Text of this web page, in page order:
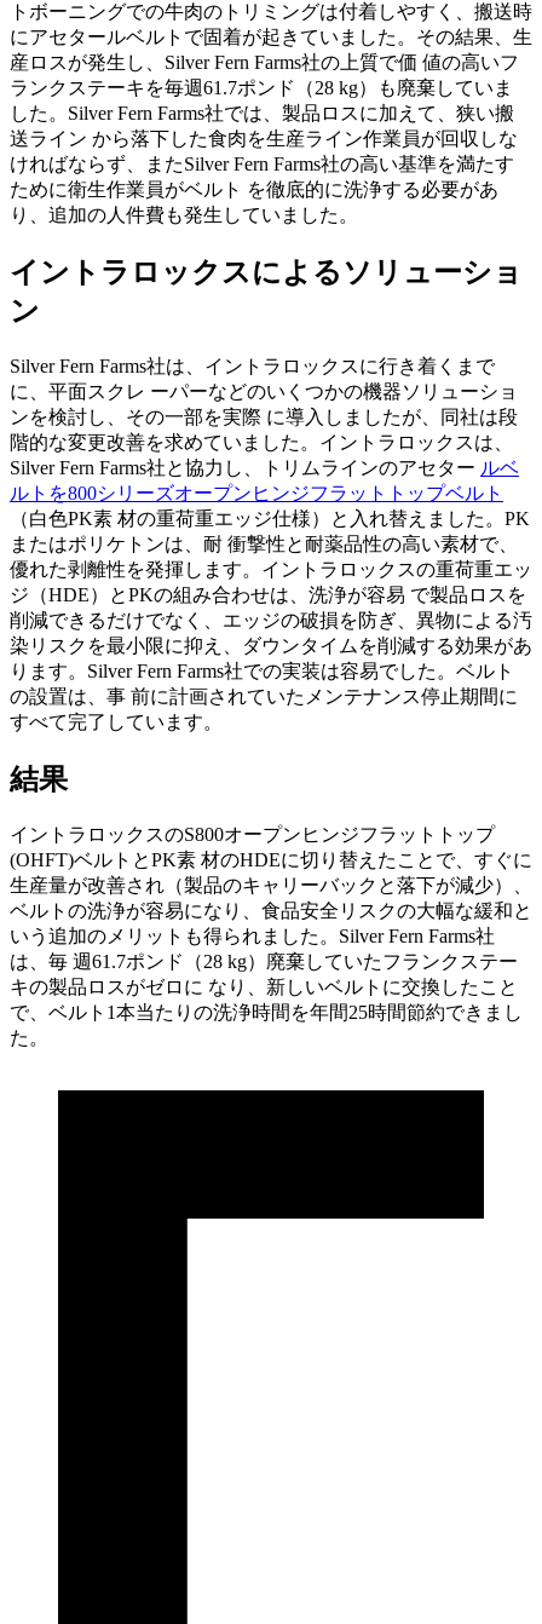
トボーニングでの牛肉のトリミングは付着しやすく、搬送時
にアセタールベルトで固着が起きていました。その結果、生
産ロスが発生し、Silver Fern Farms社の上質で価 値の高いフ
ランクステーキを毎週61.7ポンド（28 kg）も廃棄していま
した。Silver Fern Farms社では、製品ロスに加えて、狭い搬
送ライン から落下した食肉を生産ライン作業員が回収しな
ければならず、またSilver Fern Farms社の高い基準を満たす
ために衛生作業員がベルト を徹底的に洗浄する必要があ
り、追加の人件費も発生していました。
イントラロックスによるソリューショ
ン
Silver Fern Farms社は、イントラロックスに行き着くまで
に、平面スクレ ーパーなどのいくつかの機器ソリューショ
ンを検討し、その一部を実際 に導入しましたが、同社は段
階的な変更改善を求めていました。イントラロックスは、
Silver Fern Farms社と協力し、トリムラインのアセター ルベ
ルトを800シリーズオープンヒンジフラットトップベルト
（白色PK素 材の重荷重エッジ仕様）と入れ替えました。PK
またはポリケトンは、耐 衝撃性と耐薬品性の高い素材で、
優れた剥離性を発揮します。イントラロックスの重荷重エッ
ジ（HDE）とPKの組み合わせは、洗浄が容易 で製品ロスを
削減できるだけでなく、エッジの破損を防ぎ、異物による汚
染リスクを最小限に抑え、ダウンタイムを削減する効果があ
ります。Silver Fern Farms社での実装は容易でした。ベルト
の設置は、事 前に計画されていたメンテナンス停止期間に
すべて完了しています。
結果
イントラロックスのS800オープンヒンジフラットトップ
(OHFT)ベルトとPK素 材のHDEに切り替えたことで、すぐに
生産量が改善され（製品のキャリーバックと落下が減少）、
ベルトの洗浄が容易になり、食品安全リスクの大幅な緩和と
いう追加のメリットも得られました。Silver Fern Farms社
は、毎 週61.7ポンド（28 kg）廃棄していたフランクステー
キの製品ロスがゼロに なり、新しいベルトに交換したこと
で、ベルト1本当たりの洗浄時間を年間25時間節約できまし
た。